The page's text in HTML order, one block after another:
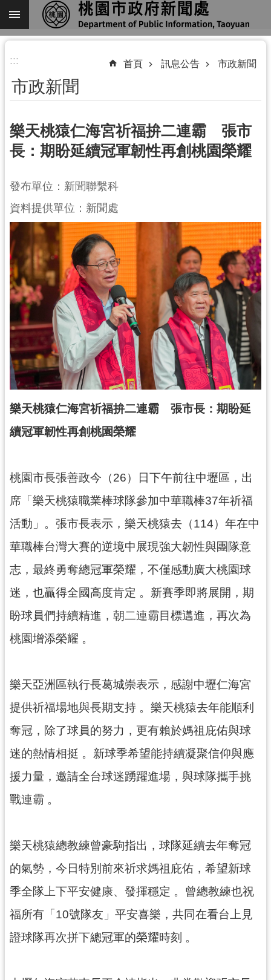
跳到主要內容區塊
進
搜
尋
關
我
們
機
關
通
訊
錄
業
務
資
訊
訊
息
公
服
府
資
公
開
回
首
站
導
政
信
箱
問
答
園
市
政
府
::: 首頁 訊息公告 市政新聞
市政新聞
樂天桃猿仁海宮祈福拚二連霸 張市
長：期盼延續冠軍韌性再創桃園榮耀
發布單位：新聞聯繫科
資料提供單位：新聞處
樂天桃猿仁海宮祈福拚二連霸 張市長：期盼延
續冠軍韌性再創桃園榮耀
桃園市長張善政今（26）日下午前往中壢區，出
席「樂天桃猿職業棒球隊參加中華職棒37年祈福
活動」。張市長表示，樂天桃猿去（114）年在中
華職棒台灣大賽的逆境中展現強大韌性與團隊意
志，最終勇奪總冠軍榮耀，不僅感動廣大桃園球
迷，也贏得全國高度肯定 。新賽季即將展開，期
盼球員們持續精進，朝二連霸目標邁進，再次為
桃園增添榮耀 。
樂天亞洲區執行長葛城崇表示，感謝中壢仁海宮
提供祈福場地與長期支持 。樂天桃猿去年能順利
奪冠，除了球員的努力，更有賴於媽祖庇佑與球
迷的熱情相挺 。新球季希望能持續凝聚信仰與應
援力量，邀請全台球迷踴躍進場，與球隊攜手挑
戰連霸 。
樂天桃猿總教練曾豪駒指出，球隊延續去年奪冠
的氣勢，今日特別前來祈求媽祖庇佑，希望新球
季全隊上下平安健康、發揮穩定 。曾總教練也祝
福所有「10號隊友」平安喜樂，共同在看台上見
證球隊再次拼下總冠軍的榮耀時刻 。